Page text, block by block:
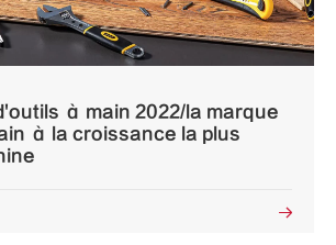
à main 2022/la marque
à la croissance la plus
